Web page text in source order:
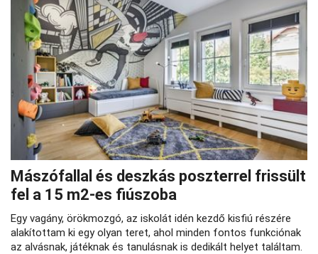
Mászófallal és deszkás poszterrel frissült
fel a 15 m2-es fiúszoba
Egy vagány, örökmozgó, az iskolát idén kezdő kisfiú részére
alakítottam ki egy olyan teret, ahol minden fontos funkciónak
az alvásnak, játéknak és tanulásnak is dedikált helyet találtam.